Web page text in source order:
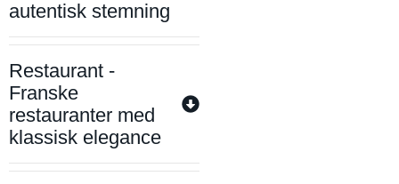
autentisk stemning
Restaurant -
Franske
restauranter med
klassisk elegance